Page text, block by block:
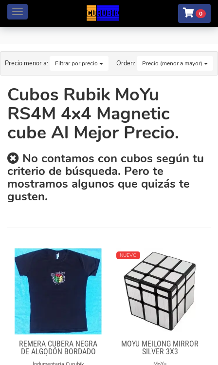
Menú 0
Precio menor a: Filtrar por precio Orden: Precio (menor a mayor)
Cubos Rubik MoYu
RS4M 4x4 Magnetic
cube Al Mejor Precio.
No contamos con cubos según tu
criterio de búsqueda. Pero te
mostramos algunos que quizás te
gusten.
REMERA CUBERA NEGRA
DE ALGODÓN BORDADO
"FÓRMULAS"
NUEVO
MOYU MEILONG MIRROR
SILVER 3X3